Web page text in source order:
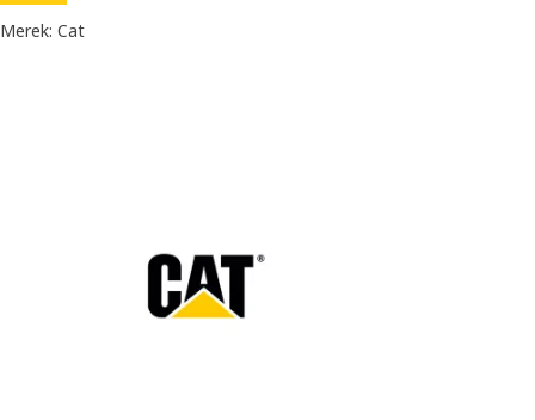
Merek: Cat